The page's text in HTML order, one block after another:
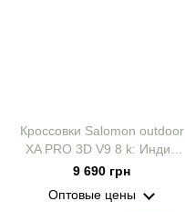
Кроссовки Salomon outdoor
XA PRO 3D V9 8 k: Индия
Ink/Olive Night/Aloe Wash
9 690 грн
Оптовые цены